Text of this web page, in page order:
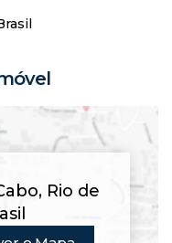
, Rio de